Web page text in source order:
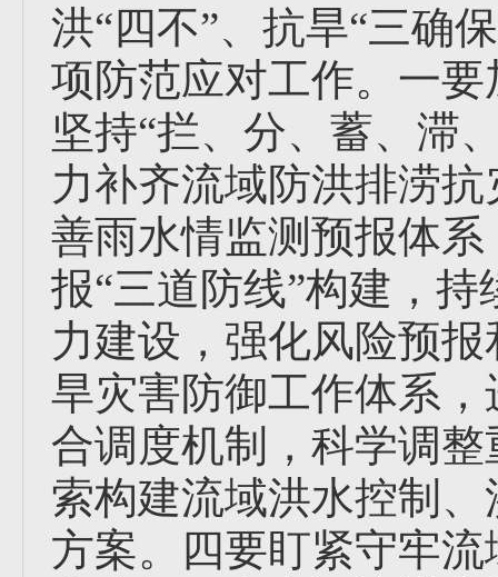
洪“四不”、抗旱“三确
项防范应对工作。一
坚持“拦、分、蓄、滞
力补齐流域防洪排涝
善雨水情监测预报体
报“三道防线”构建，
力建设，强化风险预
旱灾害防御工作体系
合调度机制，科学调
索构建流域洪水控制
方案。四要盯紧守牢